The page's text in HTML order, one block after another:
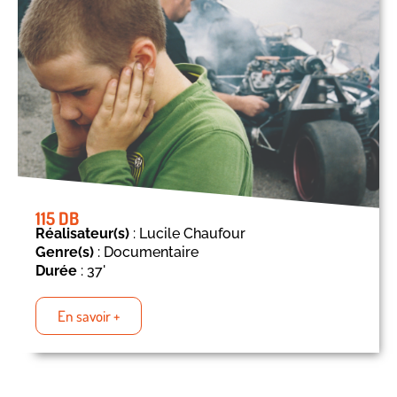
115 DB
Réalisateur(s) : Lucile Chaufour
Genre(s) : Documentaire
Durée : 37'
En savoir +